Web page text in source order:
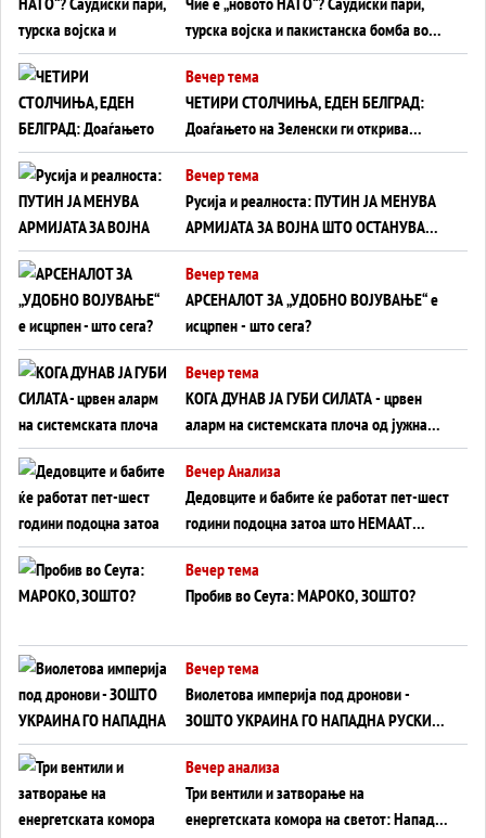
турска војска и пакистанска бомба во
служба на Америка - или ќе стане
сувишна?
Вечер тема
ЧЕТИРИ СТОЛЧИЊА, ЕДЕН БЕЛГРАД:
Доаѓањето на Зеленски ги открива
тајните на политиката на балансирање
на Вучиќ
Вечер тема
Русија и реалноста: ПУТИН ЈА МЕНУВА
АРМИЈАТА ЗА ВОЈНА ШТО ОСТАНУВА
БЕЗ ФРОНТ
Вечер тема
АРСЕНАЛОТ ЗА „УДОБНО ВОЈУВАЊЕ“ е
исцрпен - што сега?
Вечер тема
КОГА ДУНАВ ЈА ГУБИ СИЛАТА - црвен
аларм на системската плоча од јужна
Германија до Црното Море...
Вечер Анализа
Дедовците и бабите ќе работат пет-шест
години подоцна затоа што НЕМААТ
ВНУЦИ ДА ГИ ЗАМЕНАТ
Вечер тема
Пробив во Сеута: МАРОКО, ЗОШТО?
Вечер тема
Виолетова империја под дронови -
ЗОШТО УКРАИНА ГО НАПАДНА РУСКИОТ
WILDBERRIES
Вечер анализа
Три вентили и затворање на
енергетската комора на светот: Нападот